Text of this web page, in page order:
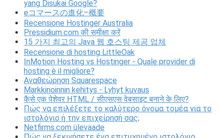
yang Disukai Google?
eコマースの進化–概要
Recensione Hostinger Australia
Pressidium.com की समीक्षा करें
15 가지 최고의 Java 웹 호스팅 제공 업체
Recensione di hosting LittleOak
InMotion Hosting vs Hostinger - Quale provider di
hosting è il migliore?
Αναθεώρηση Squarespace
Markkinoinnin kehitys - Lyhyt kuvaus
कैसे एक पेशेवर HTML / सीएसएस वेबसाइट बनाने के लिए?
Πώς να επιλέξετε το καλύτερο όνομα τομέα για το
ιστολόγιο ή την επιχείρησή σας;
Netfirms.com ülevaade